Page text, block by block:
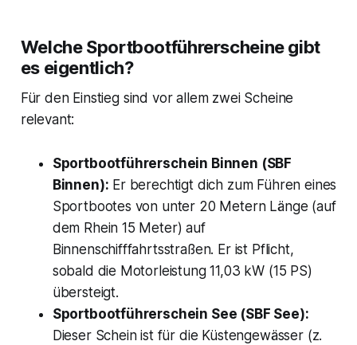
Welche Sportbootführerscheine gibt
es eigentlich?
Für den Einstieg sind vor allem zwei Scheine
relevant:
Sportbootführerschein Binnen (SBF
Binnen): Er berechtigt dich zum Führen eines
Sportbootes von unter 20 Metern Länge (auf
dem Rhein 15 Meter) auf
Binnenschifffahrtsstraßen. Er ist Pflicht,
sobald die Motorleistung 11,03 kW (15 PS)
übersteigt.
Sportbootführerschein See (SBF See):
Dieser Schein ist für die Küstengewässer (z.